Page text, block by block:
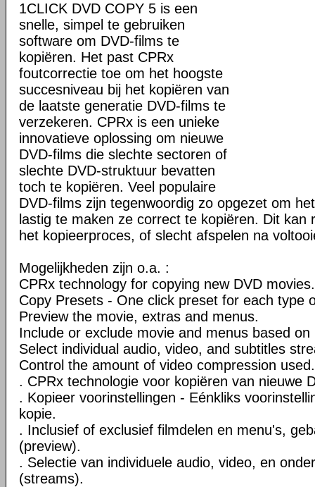
1CLICK DVD COPY 5 is een
snelle, simpel te gebruiken
software om DVD-films te
kopiëren. Het past CPRx
foutcorrectie toe om het hoogste
succesniveau bij het kopiëren van
de laatste generatie DVD-films te
verzekeren. CPRx is een unieke
innovatieve oplossing om nieuwe
DVD-films die slechte sectoren of
slechte DVD-struktuur bevatten
toch te kopiëren. Veel populaire
DVD-films zijn tegenwoordig zo opgezet om
lastig te maken ze correct te kopiëren. Dit kan
het kopieerproces, of slecht afspelen na
Mogelijkheden zijn o.a. :
CPRx technology for copying new DVD movies.
Copy Presets - One click preset for each type
Preview the movie, extras and menus.
Include or exclude movie and menus based on
Select individual audio, video, and subtitles
Control the amount of video compression used.
. CPRx technologie voor kopiëren van nieuwe
. Kopieer voorinstellingen - Eénkliks
kopie.
. Inclusief of exclusief filmdelen en menu's,
(preview).
. Selectie van individuele audio, video, en
(streams).